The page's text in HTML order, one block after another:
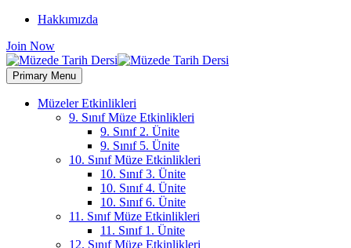
Hakkımızda
Join Now
Primary Menu
Müzeler Etkinlikleri
9. Sınıf Müze Etkinlikleri
9. Sınıf 2. Ünite
9. Sınıf 5. Ünite
10. Sınıf Müze Etkinlikleri
10. Sınıf 3. Ünite
10. Sınıf 4. Ünite
10. Sınıf 6. Ünite
11. Sınıf Müze Etkinlikleri
11. Sınıf 1. Ünite
12. Sınıf Müze Etkinlikleri